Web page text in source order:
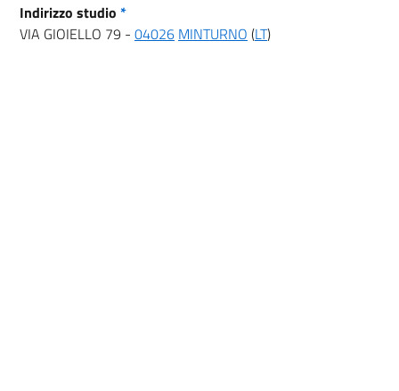
Indirizzo studio *
VIA GIOIELLO 79 - 04026 MINTURNO (LT)